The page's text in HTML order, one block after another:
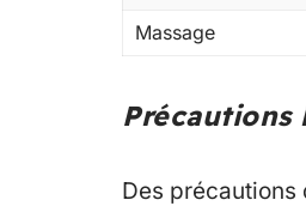
Massage
Précautions
Des précautions